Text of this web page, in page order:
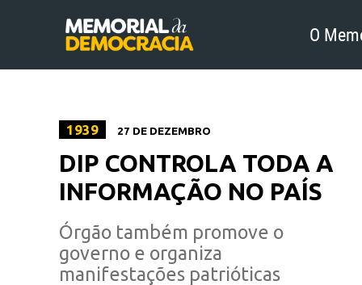
O
1939 27 DE DEZEMBRO
DIP CONTROLA TODA A
INFORMAÇÃO NO PAÍS
Órgão também promove o
governo e organiza
manifestações patrióticas